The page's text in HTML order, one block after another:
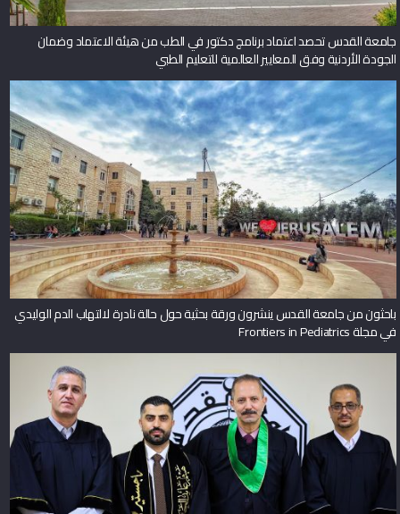
جامعة القدس تحصد اعتماد برنامج دكتور في الطب من هيئة الاعتماد وضمان
الجودة الأردنية وفق المعايير العالمية للتعليم الطبي
باحثون من جامعة القدس ينشرون ورقة بحثية حول حالة نادرة لالتهاب الدم الوليدي
في مجلة Frontiers in Pediatrics